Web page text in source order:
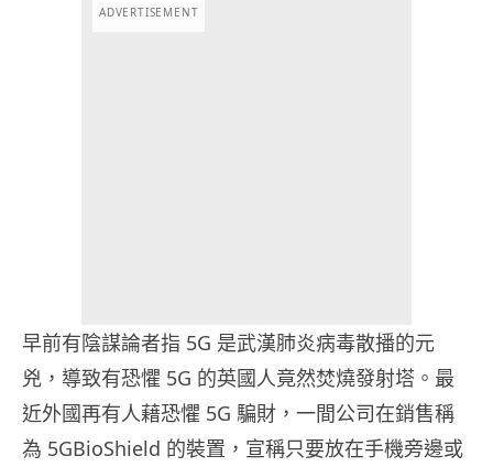
ADVERTISEMENT
早前有陰謀論者指 5G 是武漢肺炎病毒散播的元
兇，導致有恐懼 5G 的英國人竟然焚燒發射塔。最
近外國再有人藉恐懼 5G 騙財，一間公司在銷售稱
為 5GBioShield 的裝置，宣稱只要放在手機旁邊或